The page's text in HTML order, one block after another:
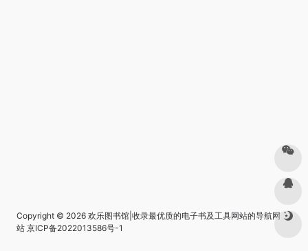
Copyright © 2026 欢乐图书馆|收录最优质的电子书及工具网站的导航网
站 京ICP备2022013586号-1